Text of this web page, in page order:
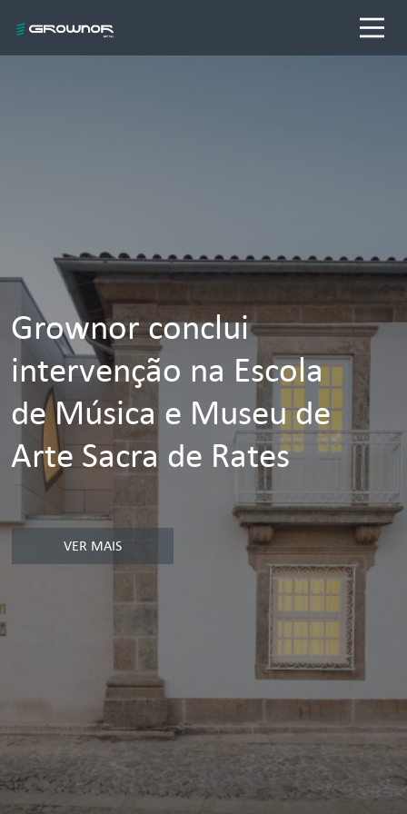
Grownor conclui
intervenção na Escola
de Música e Museu de
Arte Sacra de Rates
VER MAIS